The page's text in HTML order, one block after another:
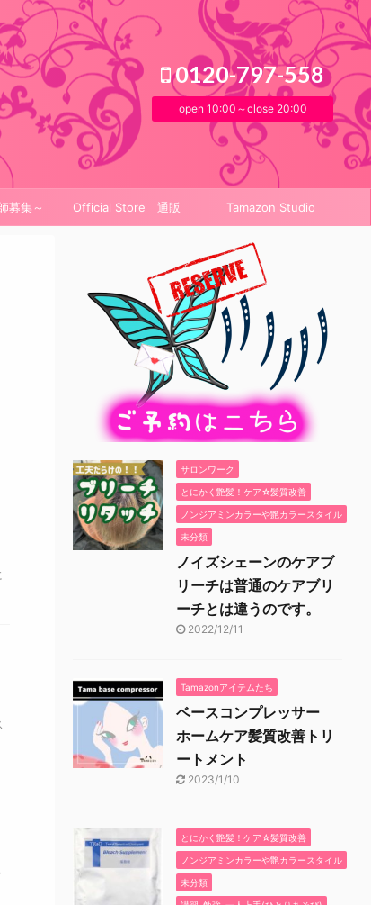
0120-797-558
open 10:00～close 20:00
募集～ Official Store 通販 Tamazon Studio
サロンワーク
とにかく艶髪！ケア☆髪質改善
ノンジアミンカラーや艶カラースタイル
未分類
ノイズシェーンのケアブ
リーチは普通のケアブリ
ーチとは違うのです。
2022/12/11
Tamazonアイテムたち
ベースコンプレッサー
ホームケア髪質改善トリ
ートメント
2023/1/10
とにかく艶髪！ケア☆髪質改善
ノンジアミンカラーや艶カラースタイル
未分類